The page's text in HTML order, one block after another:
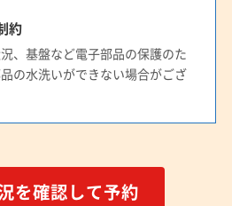
約
、基盤など電子部品の保護のた
の水洗いができない場合がござ
を確認して予約